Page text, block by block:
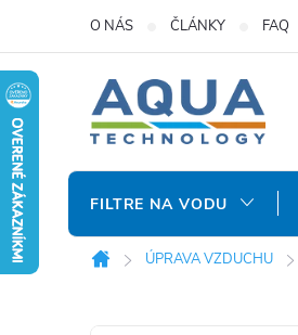
obsah
O NÁS ČLÁNKY FAQ
FILTRE NA VODU
Domov
ÚPRAVA VZDUCHU